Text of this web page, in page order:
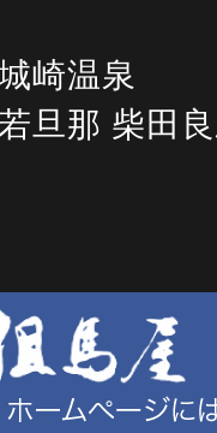
崎温泉
旦那 柴田